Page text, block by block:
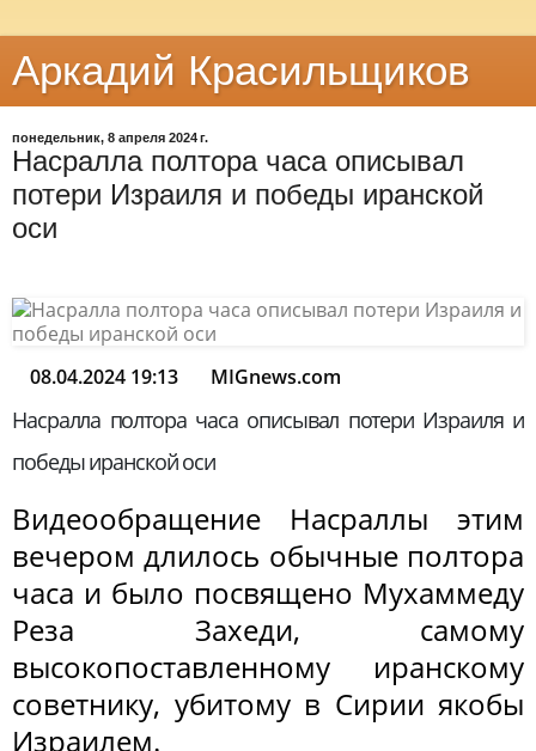
Аркадий Красильщиков
понедельник, 8 апреля 2024 г.
Насралла полтора часа описывал
потери Израиля и победы иранской
оси
08.04.2024 19:13 MIGnews.com
Насралла полтора часа описывал потери Израиля и
победы иранской оси
Видеообращение Насраллы этим
вечером длилось обычные полтора
часа и было посвящено Мухаммеду
Реза Захеди, самому
высокопоставленному иранскому
советнику, убитому в Сирии якобы
Израилем.